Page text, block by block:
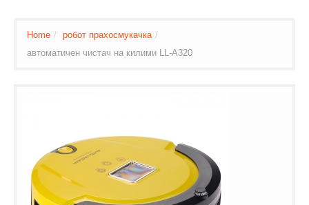
Home / робот прахосмукачка /
автоматичен чистач на килими LL-A320